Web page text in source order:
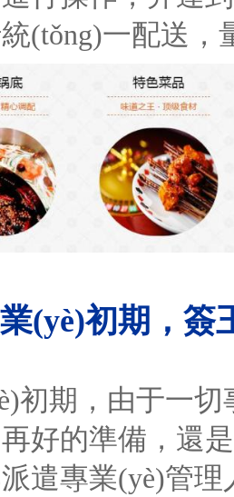
(tǒng)一配送，
(yè)初期，
期，由于一切
好的準備，還
遣專業(yè)管